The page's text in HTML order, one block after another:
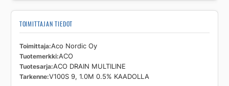
TOIMITTAJAN TIEDOT
Toimittaja Aco Nordic Oy
Tuotemerkki ACO
Tuotesarja ACO DRAIN MULTILINE
Tarkenne V100S 9, 1.0M 0.5% KAADOLLA